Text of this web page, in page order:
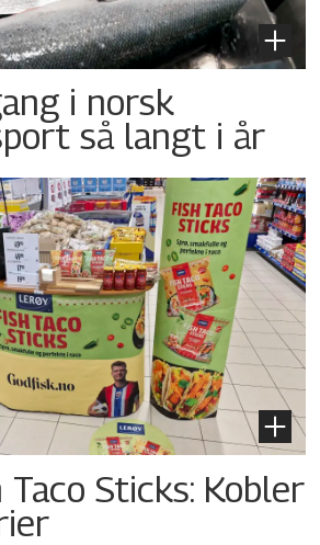
i norsk
så langt i år
Taco Sticks: Kobler